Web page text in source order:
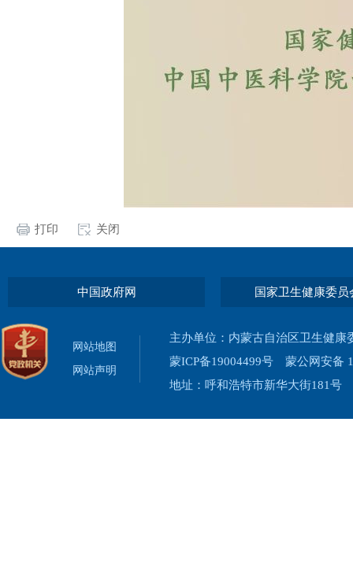
打印 关闭
中国政府网 国家卫生健康委员
网站地图
网站声明
主办单位：内蒙古自治区卫生健
蒙ICP备19004499号
蒙公网安备
地址：呼和浩特市新华大街181